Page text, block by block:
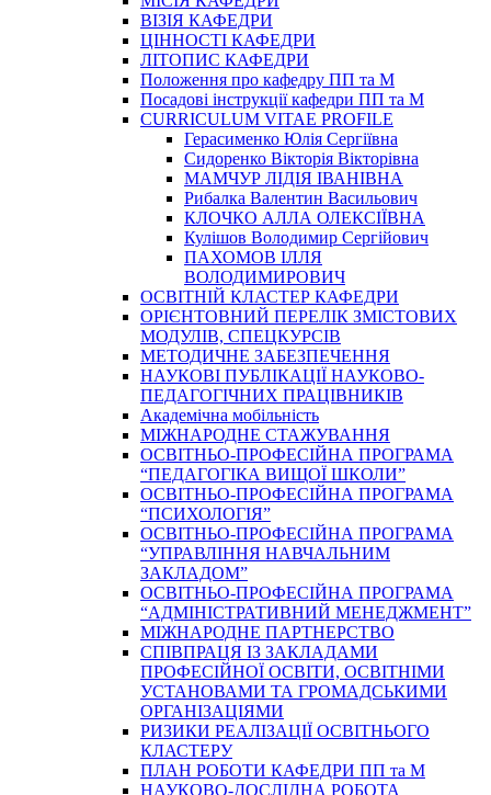
ВІЗІЯ КАФЕДРИ
ЦІННОСТІ КАФЕДРИ
ЛІТОПИС КАФЕДРИ
Положення про кафедру ПП та М
Посадові інструкції кафедри ПП та М
CURRICULUM VITAE PROFILE
Герасименко Юлія Сергіївна
Сидоренко Вікторія Вікторівна
МАМЧУР ЛІДІЯ ІВАНІВНА
Рибалка Валентин Васильович
КЛОЧКО АЛЛА ОЛЕКСІЇВНА
Кулішов Володимир Сергійович
ПАХОМОВ ІЛЛЯ
ВОЛОДИМИРОВИЧ
ОСВІТНІЙ КЛАСТЕР КАФЕДРИ
ОРІЄНТОВНИЙ ПЕРЕЛІК ЗМІСТОВИХ
МОДУЛІВ, СПЕЦКУРСІВ
МЕТОДИЧНЕ ЗАБЕЗПЕЧЕННЯ
НАУКОВІ ПУБЛІКАЦІЇ НАУКОВО-
ПЕДАГОГІЧНИХ ПРАЦІВНИКІВ
Академічна мобільність
МІЖНАРОДНЕ СТАЖУВАННЯ
ОСВІТНЬО-ПРОФЕСІЙНА ПРОГРАМА
“ПЕДАГОГІКА ВИЩОЇ ШКОЛИ”
ОСВІТНЬО-ПРОФЕСІЙНА ПРОГРАМА
“ПСИХОЛОГІЯ”
ОСВІТНЬО-ПРОФЕСІЙНА ПРОГРАМА
“УПРАВЛІННЯ НАВЧАЛЬНИМ
ЗАКЛАДОМ”
ОСВІТНЬО-ПРОФЕСІЙНА ПРОГРАМА
“АДМІНІСТРАТИВНИЙ МЕНЕДЖМЕНТ”
МІЖНАРОДНЕ ПАРТНЕРСТВО
СПІВПРАЦЯ ІЗ ЗАКЛАДАМИ
ПРОФЕСІЙНОЇ ОСВІТИ, ОСВІТНІМИ
УСТАНОВАМИ ТА ГРОМАДСЬКИМИ
ОРГАНІЗАЦІЯМИ
РИЗИКИ РЕАЛІЗАЦІЇ ОСВІТНЬОГО
КЛАСТЕРУ
ПЛАН РОБОТИ КАФЕДРИ ПП та М
НАУКОВО-ДОСЛІДНА РОБОТА